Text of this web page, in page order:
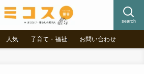
search
人気 子育て・福祉 お問い合わせ